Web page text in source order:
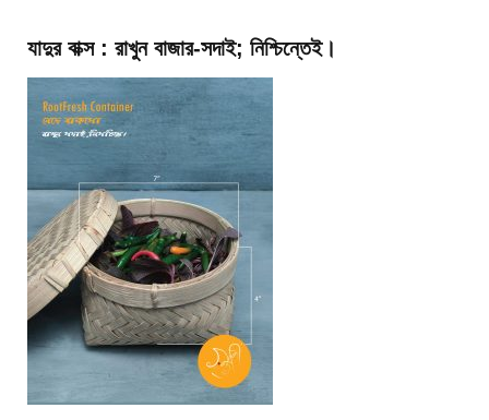
যাদুর বাক্স : রাখুন বাজার-সদাই; নিশ্চিন্তেই।